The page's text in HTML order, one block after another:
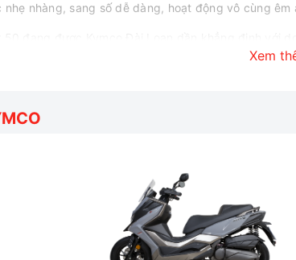
nhàng, sang số dễ dàng, hoạt động vô cùng
kỳ tiết kiệm nhiên liệu, tiếng động cơ đầm chắc,
Halogen, đèn pha sử dụng bóng to nên cho độ
Xem